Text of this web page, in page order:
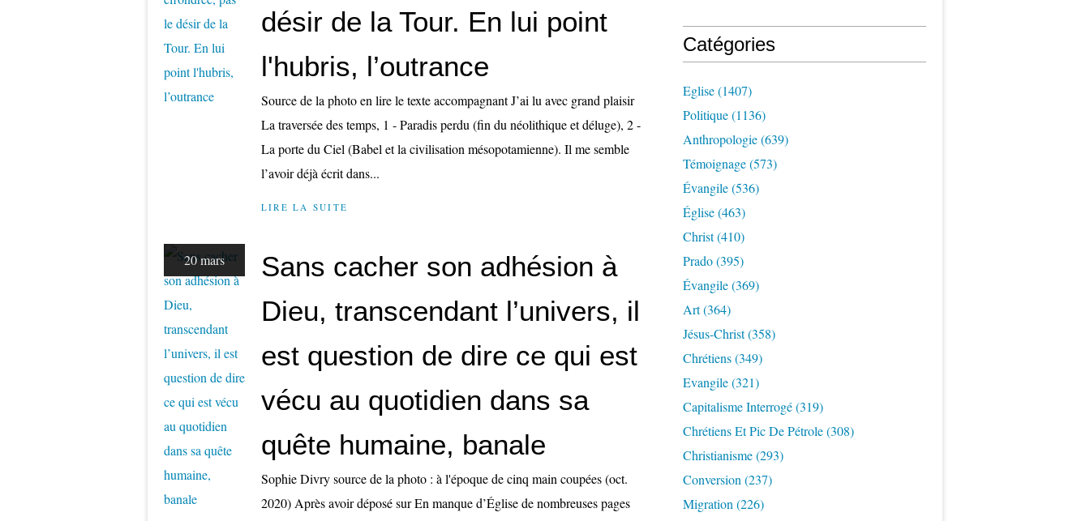
désir de la Tour. En lui point
l'hubris, l’outrance
Source de la photo en lire le texte accompagnant J’ai lu avec grand plaisir
La traversée des temps, 1 - Paradis perdu (fin du néolithique et déluge), 2 -
La porte du Ciel (Babel et la civilisation mésopotamienne). Il me semble
l’avoir déjà écrit dans...
LIRE LA SUITE
20 mars
Sans cacher son adhésion à
Dieu, transcendant l’univers, il
est question de dire ce qui est
vécu au quotidien dans sa
quête humaine, banale
Sophie Divry source de la photo : à l'époque de cinq main coupées (oct.
2020) Après avoir déposé sur En manque d’Église de nombreuses pages
Catégories
Eglise(1407)
Politique(1136)
Anthropologie(639)
Témoignage(573)
Évangile(536)
Église(463)
Christ(410)
Prado(395)
Évangile(369)
Art(364)
Jésus-Christ(358)
Chrétiens(349)
Evangile(321)
Capitalisme Interrogé(319)
Chrétiens Et Pic De Pétrole(308)
Christianisme(293)
Conversion (237)
Migration (226)